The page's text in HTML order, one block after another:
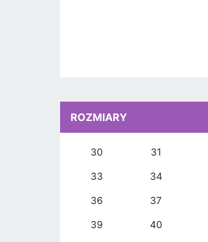
ROZMIARY
30 31
33 34
36 37
39 40